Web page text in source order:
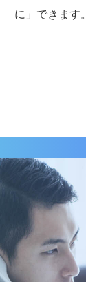
に」できます